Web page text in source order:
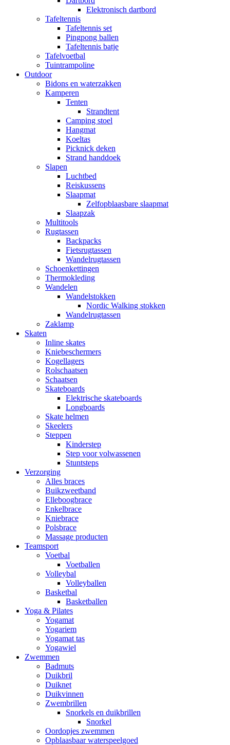
Elektronisch dartbord
Tafeltennis
Tafeltennis set
Pingpong ballen
Tafeltennis batje
Tafelvoetbal
Tuintrampoline
Outdoor
Bidons en waterzakken
Kamperen
Tenten
Strandtent
Camping stoel
Hangmat
Koeltas
Picknick deken
Strand handdoek
Slapen
Luchtbed
Reiskussens
Slaapmat
Zelfopblaasbare slaapmat
Slaapzak
Multitools
Rugtassen
Backpacks
Fietsrugtassen
Wandelrugtassen
Schoenkettingen
Thermokleding
Wandelen
Wandelstokken
Nordic Walking stokken
Wandelrugtassen
Zaklamp
Skaten
Inline skates
Kniebeschermers
Kogellagers
Rolschaatsen
Schaatsen
Skateboards
Elektrische skateboards
Longboards
Skate helmen
Skeelers
Steppen
Kinderstep
Step voor volwassenen
Stuntsteps
Verzorging
Alles braces
Buikzweetband
Elleboogbrace
Enkelbrace
Kniebrace
Polsbrace
Massage producten
Teamsport
Voetbal
Voetballen
Volleybal
Volleyballen
Basketbal
Basketballen
Yoga & Pilates
Yogamat
Yogariem
Yogamat tas
Yogawiel
Zwemmen
Badmuts
Duikbril
Duiknet
Duikvinnen
Zwembrillen
Snorkels en duikbrillen
Snorkel
Oordopjes zwemmen
Opblaasbaar waterspeelgoed